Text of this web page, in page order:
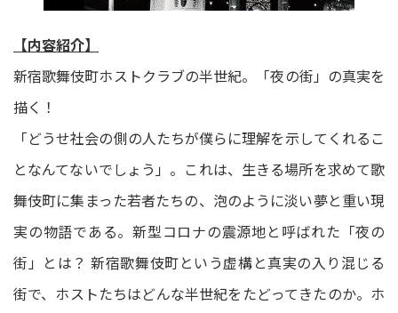
【内容紹介】
新宿歌舞伎町ホストクラブの半世紀。「夜の街」の真実を
描く！
「どうせ社会の側の人たちが僕らに理解を示してくれるこ
となんてないでしょう」。これは、生きる場所を求めて歌
舞伎町に集まった若者たちの、泡のように淡い夢と重い現
実の物語である。新型コロナの震源地と呼ばれた「夜の
街」とは？ 新宿歌舞伎町という虚構と真実の入り混じる
街で、ホストたちはどんな半世紀をたどってきたのか。ホ